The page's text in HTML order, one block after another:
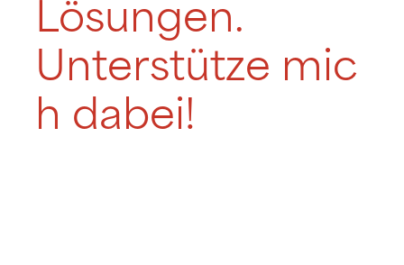
Lösungen.
Unterstütze mic
h dabei!